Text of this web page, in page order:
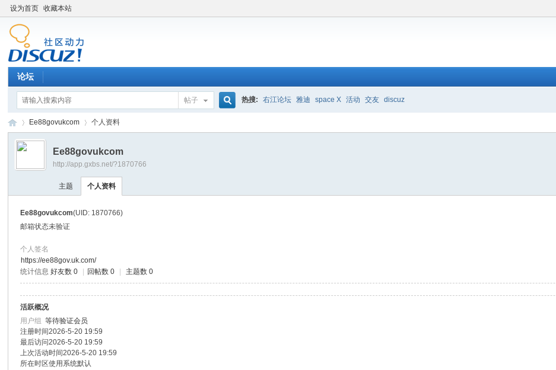
设为首页 收藏本站
论坛
帖子 热搜: 右江论坛 雅迪 space X 活动 交友 discuz
›
Ee88govukcom 个人资料
Ee88govukcom
http://app.gxbs.net/?1870766
主题 个人资料
Ee88govukcom(UID: 1870766)
邮箱状态未验证
个人签名
https://ee88gov.uk.com/
统计信息 好友数 0 回帖数 0 主题数 0
活跃概况
用户组等待验证会员
注册时间2026-5-20 19:59
最后访问2026-5-20 19:59
上次活动时间2026-5-20 19:59
所在时区使用系统默认